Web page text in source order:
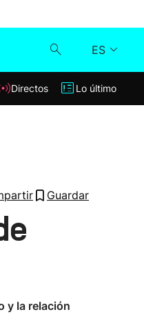
ES
Klisk
Directos Lo último
Guardar
y la relación